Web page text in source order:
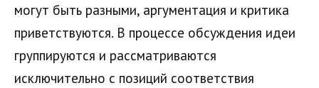
могут быть разными, аргументация и критика
приветствуются. В процессе обсуждения идеи
группируются и рассматриваются
исключительно с позиций соответствия